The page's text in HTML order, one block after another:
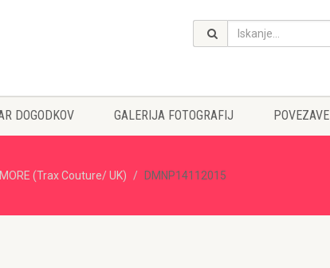
DOGODKOV GALERIJA FOTOGRAFIJ POVEZAVE
(Trax Couture/ UK) DMNP14112015